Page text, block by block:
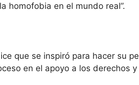
homofobia en el mundo real”.
que se inspiró para hacer su
en el apoyo a los derechos